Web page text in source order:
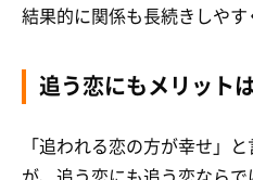
結果的に関係も長続きしやす
追う恋にもメリット
「追われる恋の方が幸せ」